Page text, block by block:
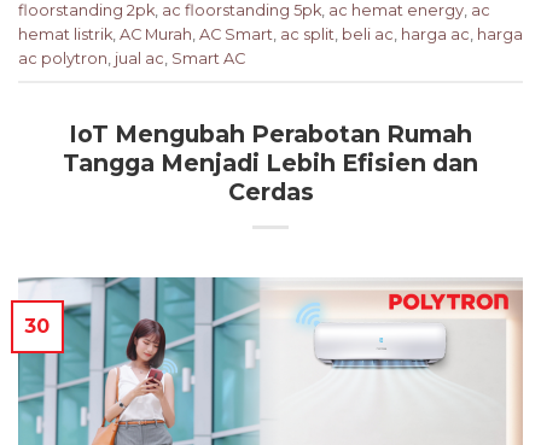
floorstanding 2pk, ac floorstanding 5pk, ac hemat energy, ac
hemat listrik, AC Murah, AC Smart, ac split, beli ac, harga ac, harga
ac polytron, jual ac, Smart AC
IoT Mengubah Perabotan Rumah
Tangga Menjadi Lebih Efisien dan
Cerdas
30